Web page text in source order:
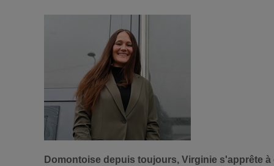
Domontoise depuis toujours, Virginie s'apprête